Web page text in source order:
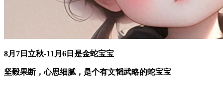
8月7日立秋-11月6日是金蛇宝宝
坚毅果断，心思细腻，是个有文韬武略的蛇宝宝